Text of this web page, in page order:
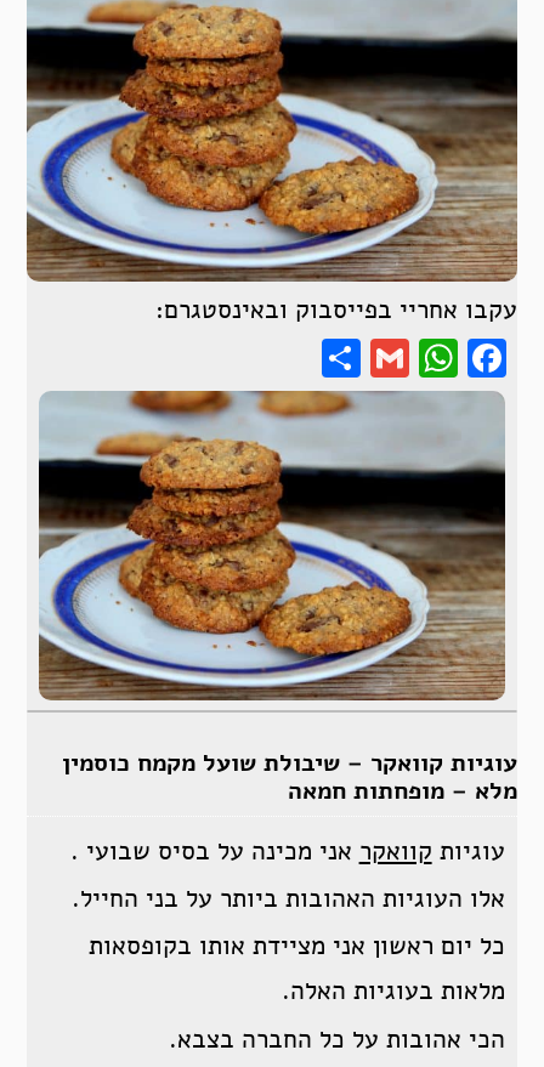
עקבו אחריי בפייסבוק ובאינסטגרם:
Facebook
WhatsApp
Gmail
עוגיות קוואקר – שיבולת שועל מקמח כוסמין
מלא – מופחתות חמאה
עוגיות קוואקר אני מכינה על בסיס שבועי .
אלו העוגיות האהובות ביותר על בני החייל.
כל יום ראשון אני מציידת אותו בקופסאות
מלאות בעוגיות האלה.
הכי אהובות על כל החברה בצבא.